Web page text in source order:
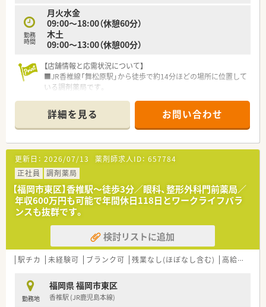
給制度などが充実しています。
勤務
時間
月火水金
09:00～18:00（休憩60分）
木土
09:00～13:00（休憩00分）
【店舗情報と応需状況について】
■JR香椎線「舞松原駅」から徒歩で約14分ほどの場所に位置して
いる調剤薬局です。
く処方を経験することができます。
■処方箋は1日あたり約90枚応需し、薬剤師正社員2名と事務員1
～2名体制で対応しています。
【募集背景と求める人物像について】 ■今回は体制強化のための
欠員補充として、店舗の運営を担っていただける管理薬剤師を募
集しております。
■在宅業務（居宅）も担当するため、在宅医療の経験をお持ちの方
や、これから深く学びたい方を優遇いたします。
■年齢や社歴に関わらず挑戦できる社風のため、早期のキャリア
アップを目指す意欲的な方を求めています。
【法人特徴について】
■北九州市に本社を構え、調剤薬局100店舗以上を含む全国130
店舗以上を展開している安定企業です。
け、地域密着の多角的なサービスを提供しています。
■自社運営の介護施設と連携し、施設から居宅まで全ての種類の
訪問調剤を経験できる環境が強みです。
詳細を見る お問い合わせ
更新日： 2026/07/13 薬剤師求人ID： 657784
正社員
調剤薬局
【福岡市東区】香椎駅～徒歩3分／眼科、整形外科門前薬局／
年収600万円も可能で年間休日118日とワークライフバラ
ンスも抜群です。
検討リストに追加
駅チカ 未経験可 ブランク可 残業なし(ほぼなし含む) 高給与(600万円以上)
勤務地
福岡県 福岡市東区
香椎駅 (JR鹿児島本線)